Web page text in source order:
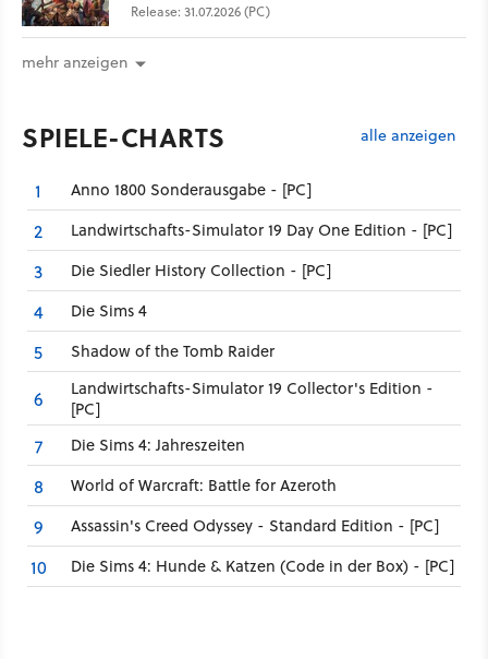
Release: 31.07.2026 (PC)
mehr anzeigen
SPIELE-CHARTS alle anzeigen
1 Anno 1800 Sonderausgabe - [PC]
2 Landwirtschafts-Simulator 19 Day One Edition - [PC]
3 Die Siedler History Collection - [PC]
4 Die Sims 4
5 Shadow of the Tomb Raider
6
Landwirtschafts-Simulator 19 Collector's Edition -
[PC]
7 Die Sims 4: Jahreszeiten
8 World of Warcraft: Battle for Azeroth
9 Assassin's Creed Odyssey - Standard Edition - [PC]
10 Die Sims 4: Hunde & Katzen (Code in der Box) - [PC]